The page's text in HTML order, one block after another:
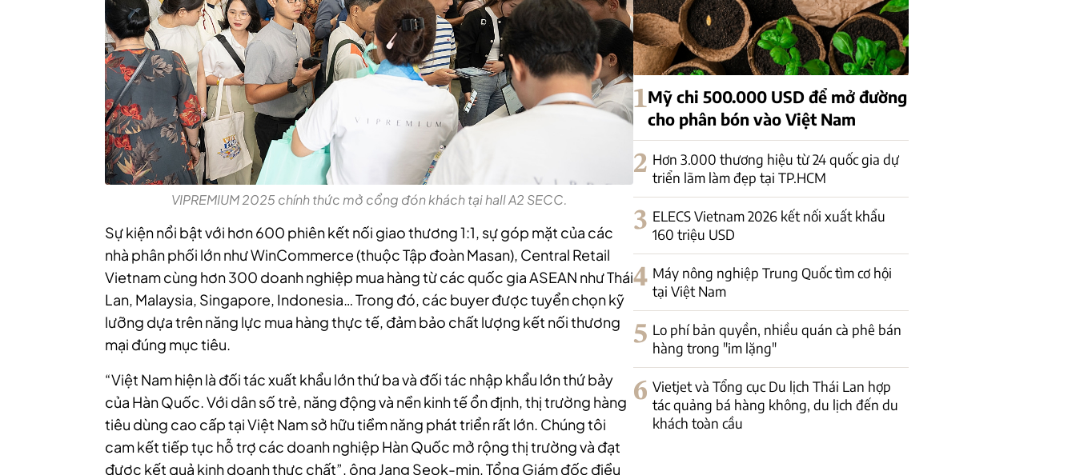
VIPREMIUM 2025 chính thức mở cổng đón khách tại hall A2 SECC.
Sự kiện nổi bật với hơn 600 phiên kết nối giao thương 1:1, sự góp mặt của các
nhà phân phối lớn như WinCommerce (thuộc Tập đoàn Masan), Central Retail
Vietnam cùng hơn 300 doanh nghiệp mua hàng từ các quốc gia ASEAN như Thái
Lan, Malaysia, Singapore, Indonesia… Trong đó, các buyer được tuyển chọn kỹ
lưỡng dựa trên năng lực mua hàng thực tế, đảm bảo chất lượng kết nối thương
mại đúng mục tiêu.
“Việt Nam hiện là đối tác xuất khẩu lớn thứ ba và đối tác nhập khẩu lớn thứ bảy
của Hàn Quốc. Với dân số trẻ, năng động và nền kinh tế ổn định, thị trường hàng
tiêu dùng cao cấp tại Việt Nam sở hữu tiềm năng phát triển rất lớn. Chúng tôi
cam kết tiếp tục hỗ trợ các doanh nghiệp Hàn Quốc mở rộng thị trường và đạt
được kết quả kinh doanh thực chất”, ông Jang Seok-min, Tổng Giám đốc điều
1Mỹ chi 500.000 USD để mở đường
cho phân bón vào Việt Nam
2 Hơn 3.000 thương hiệu từ 24 quốc gia dự
triển lãm làm đẹp tại TP.HCM
3 ELECS Vietnam 2026 kết nối xuất khẩu
160 triệu USD
4 Máy nông nghiệp Trung Quốc tìm cơ hội
tại Việt Nam
5 Lo phí bản quyền, nhiều quán cà phê bán
hàng trong "im lặng"
6 Vietjet và Tổng cục Du lịch Thái Lan hợp
tác quảng bá hàng không, du lịch đến du
khách toàn cầu